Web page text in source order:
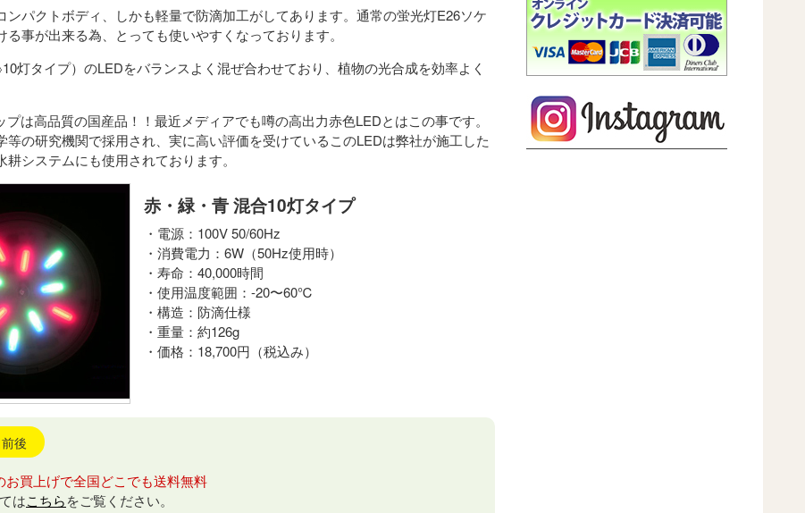
ンパクトボディ、しかも軽量で防滴加工がしてあります。通常の蛍光灯E26ソケ
る事が出来る為、とっても使いやすくなっております。
灯タイプ）のLEDをバランスよく混ぜ合わせており、植物の光合成を効率よく
プは高品質の国産品！！最近メディアでも噂の高出力赤色LEDとはこの事です。
等の研究機関で採用され、実に高い評価を受けているこのLEDは弊社が施工した
耕システムにも使用されております。
赤・緑・青 混合10灯タイプ
・電源：100V 50/60Hz
・消費電力：6W（50Hz使用時）
・寿命：40,000時間
・使用温度範囲：-20〜60℃
・構造：防滴仕様
・重量：約126g
・価格：18,700円（税込み）
後
お買上げで全国どこでも送料無料
はこちらをご覧ください。